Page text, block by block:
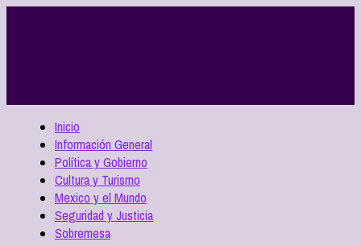
Inicio
Información General
Política y Gobierno
Cultura y Turismo
Mexico y el Mundo
Seguridad y Justicia
Sobremesa